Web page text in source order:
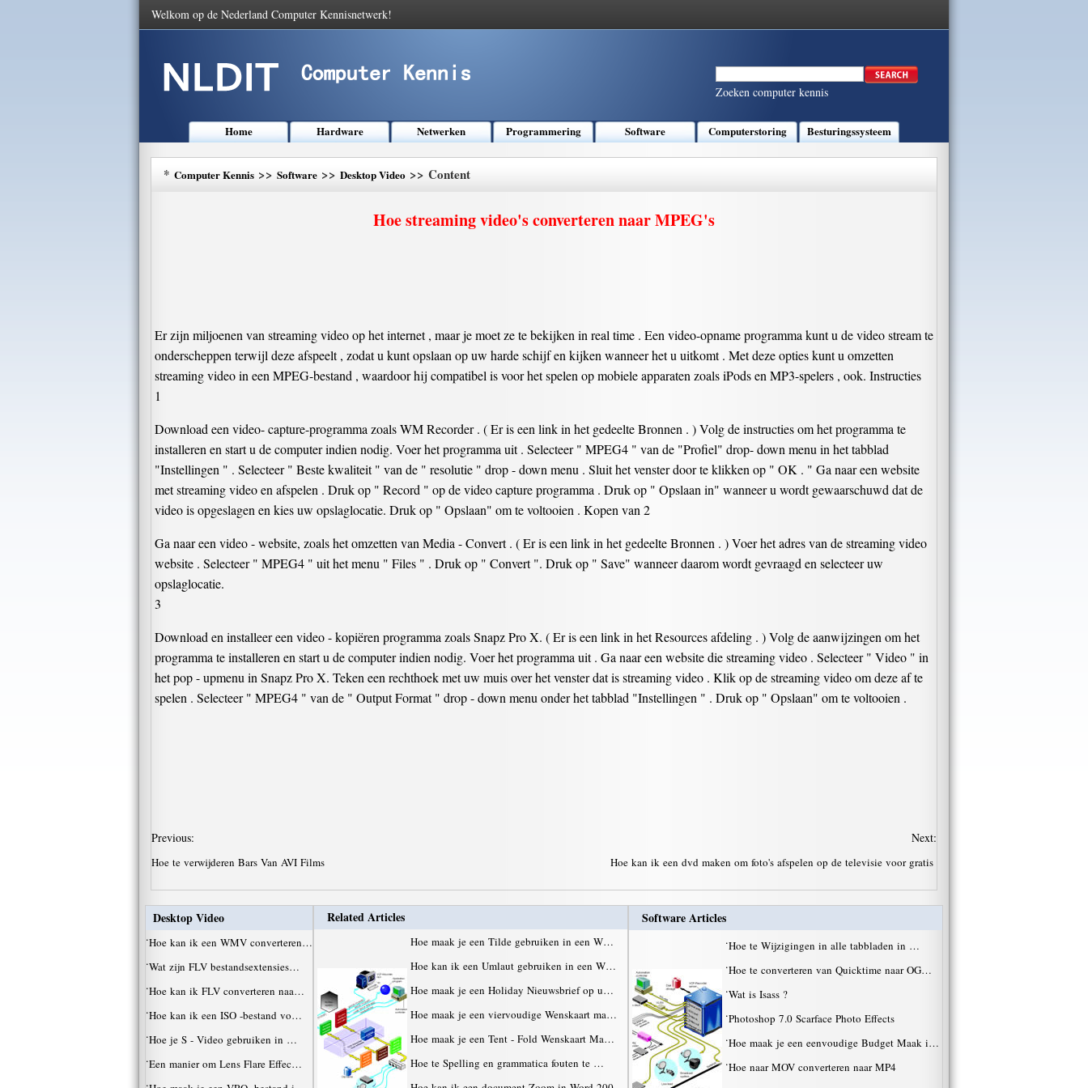
Welkom op de Nederland Computer Kennisnetwerk!
Zoeken computer kennis
Home Hardware Netwerken Programmering Software Computerstoring Besturingssysteem
* Computer Kennis >> Software >> Desktop Video >> Content
Hoe streaming video's converteren naar MPEG's
Er zijn miljoenen van streaming video op het internet , maar je moet ze te bekijken in real time . Een video-opname programma kunt u de video stream te
onderscheppen terwijl deze afspeelt , zodat u kunt opslaan op uw harde schijf en kijken wanneer het u uitkomt . Met deze opties kunt u omzetten
streaming video in een MPEG-bestand , waardoor hij compatibel is voor het spelen op mobiele apparaten zoals iPods en MP3-spelers , ook. Instructies
1
Download een video- capture-programma zoals WM Recorder . ( Er is een link in het gedeelte Bronnen . ) Volg de instructies om het programma te
installeren en start u de computer indien nodig. Voer het programma uit . Selecteer " MPEG4 " van de "Profiel" drop- down menu in het tabblad
"Instellingen " . Selecteer " Beste kwaliteit " van de " resolutie " drop - down menu . Sluit het venster door te klikken op " OK . " Ga naar een website
met streaming video en afspelen . Druk op " Record " op de video capture programma . Druk op " Opslaan in" wanneer u wordt gewaarschuwd dat de
video is opgeslagen en kies uw opslaglocatie. Druk op " Opslaan" om te voltooien . Kopen van 2
Ga naar een video - website, zoals het omzetten van Media - Convert . ( Er is een link in het gedeelte Bronnen . ) Voer het adres van de streaming video
website . Selecteer " MPEG4 " uit het menu " Files " . Druk op " Convert ". Druk op " Save" wanneer daarom wordt gevraagd en selecteer uw
opslaglocatie.
3
Download en installeer een video - kopiëren programma zoals Snapz Pro X. ( Er is een link in het Resources afdeling . ) Volg de aanwijzingen om het
programma te installeren en start u de computer indien nodig. Voer het programma uit . Ga naar een website die streaming video . Selecteer " Video " in
het pop - upmenu in Snapz Pro X. Teken een rechthoek met uw muis over het venster dat is streaming video . Klik op de streaming video om deze af te
spelen . Selecteer " MPEG4 " van de " Output Format " drop - down menu onder het tabblad "Instellingen " . Druk op " Opslaan" om te voltooien .
Previous:
Hoe te verwijderen Bars Van AVI Films
Next:
Hoe kan ik een dvd maken om foto's afspelen op de televisie voor gratis
Desktop Video
·Hoe kan ik een WMV converteren…
·Wat zijn FLV bestandsextensies…
·Hoe kan ik FLV converteren naa…
·Hoe kan ik een ISO -bestand vo…
·Hoe je S - Video gebruiken in …
·Een manier om Lens Flare Effec…
·
Related Articles
Hoe maak je een Tilde gebruiken in een W…
Hoe kan ik een Umlaut gebruiken in een W…
Hoe maak je een Holiday Nieuwsbrief op u…
Hoe maak je een viervoudige Wenskaart ma…
Hoe maak je een Tent - Fold Wenskaart Ma…
Hoe te Spelling en grammatica fouten te …
Software Articles
·Hoe te Wijzigingen in alle tabbladen in …
·Hoe te converteren van Quicktime naar OG…
·Wat is Isass ?
·Photoshop 7.0 Scarface Photo Effects
·Hoe maak je een eenvoudige Budget Maak i…
·Hoe naar MOV converteren naar MP4